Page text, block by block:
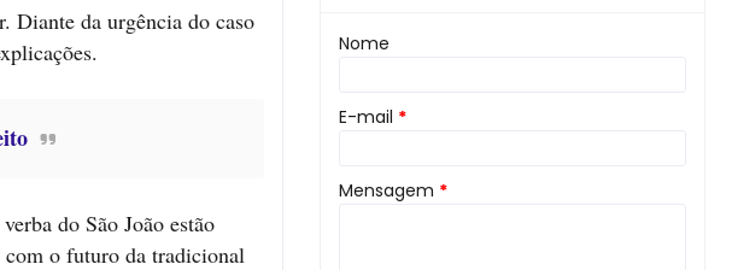
Diante da urgência do caso
do São João estão
com o futuro da tradicional
Nome
E-mail *
Mensagem *